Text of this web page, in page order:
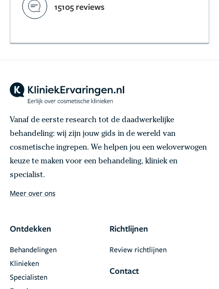
15105 reviews
Vanaf de eerste research tot de daadwerkelijke
behandeling: wij zijn jouw gids in de wereld van
cosmetische ingrepen. We helpen jou een weloverwogen
keuze te maken voor een behandeling, kliniek en
specialist.
Meer over ons
Ontdekken
Behandelingen
Klinieken
Specialisten
Richtlijnen
Review richtlijnen
Contact